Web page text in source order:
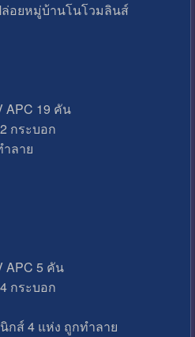
อยหมู่บ้านโนโวมลินส์
APC 19 คัน
กระบอก
ลาย
APC 5 คัน
กระบอก
กส์ 4 แห่ง ถูกทำลาย